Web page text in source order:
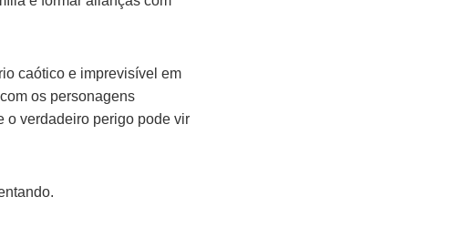
caótico e imprevisível em
os personagens
o verdadeiro perigo pode vir